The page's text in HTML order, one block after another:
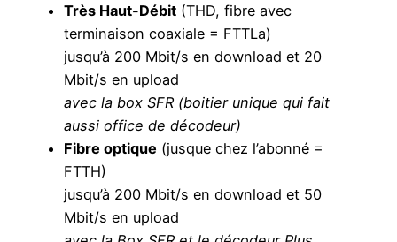
Très Haut-Débit (THD, fibre avec
terminaison coaxiale = FTTLa)
jusqu’à 200 Mbit/s en download et 20
Mbit/s en upload
avec la box SFR (boitier unique qui fait
aussi office de décodeur)
Fibre optique (jusque chez l’abonné =
FTTH)
jusqu’à 200 Mbit/s en download et 50
Mbit/s en upload